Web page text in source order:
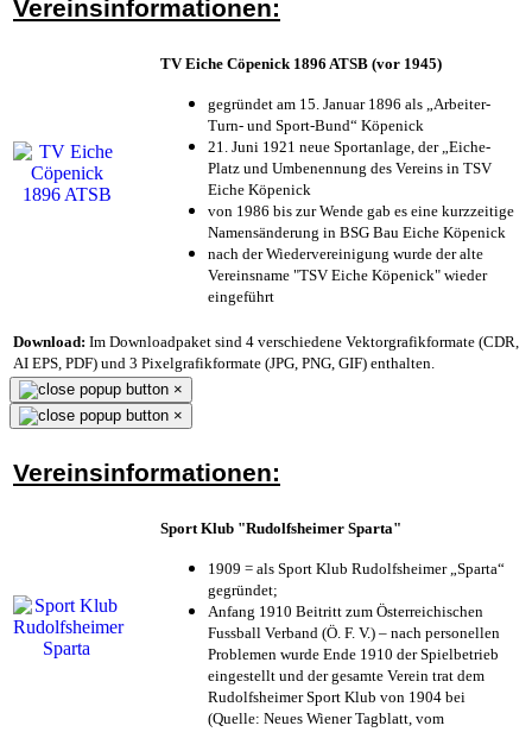
Vereinsinformationen:
TV Eiche Cöpenick 1896 ATSB (vor 1945)
gegründet am 15. Januar 1896 als „Arbeiter-
Turn- und Sport-Bund“ Köpenick
21. Juni 1921 neue Sportanlage, der „Eiche-
Platz und Umbenennung des Vereins in TSV
Eiche Köpenick
von 1986 bis zur Wende gab es eine kurzzeitige
Namensänderung in BSG Bau Eiche Köpenick
nach der Wiedervereinigung wurde der alte
Vereinsname "TSV Eiche Köpenick" wieder
eingeführt
Download: Im Downloadpaket sind 4 verschiedene Vektorgrafikformate (CDR,
AI EPS, PDF) und 3 Pixelgrafikformate (JPG, PNG, GIF) enthalten.
×
×
Vereinsinformationen:
Sport Klub "Rudolfsheimer Sparta"
1909 = als Sport Klub Rudolfsheimer „Sparta“
gegründet;
Anfang 1910 Beitritt zum Österreichischen
Fussball Verband (Ö. F. V.) – nach personellen
Problemen wurde Ende 1910 der Spielbetrieb
eingestellt und der gesamte Verein trat dem
Rudolfsheimer Sport Klub von 1904 bei
(Quelle: Neues Wiener Tagblatt, vom